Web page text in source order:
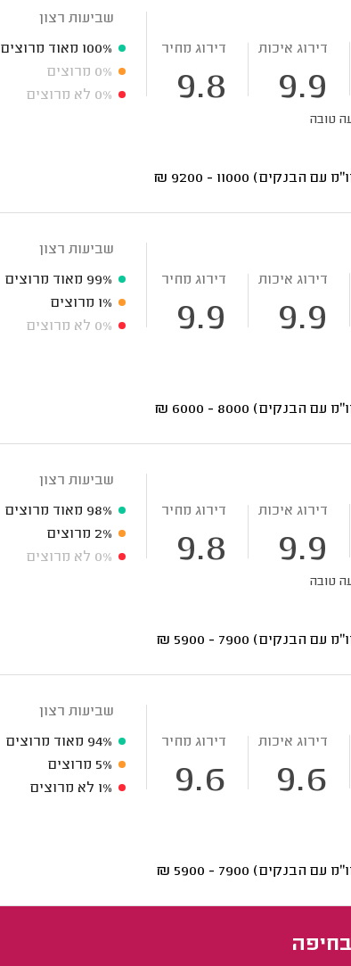
דירוג איכות
9.9
דירוג מחיר
9.8
טובה
שביעות רצון
100% מאוד מרוצים
0% מרוצים
0% לא מרוצים
עם הבנקים) 11000 - 9200
₪
דירוג איכות
9.9
דירוג מחיר
9.9
שביעות רצון
99% מאוד מרוצים
1% מרוצים
0% לא מרוצים
עם הבנקים) 8000 - 6000
₪
דירוג איכות
9.9
דירוג מחיר
9.8
טובה
שביעות רצון
98% מאוד מרוצים
2% מרוצים
0% לא מרוצים
עם הבנקים) 7900 - 5900
₪
דירוג איכות
9.6
דירוג מחיר
9.6
שביעות רצון
94% מאוד מרוצים
5% מרוצים
1% לא מרוצים
עם הבנקים) 7900 - 5900
₪